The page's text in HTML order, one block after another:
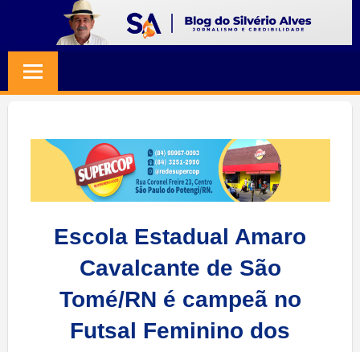
content
SILVERIO
ALVES
Jornalismo
Credibilidade
Escola Estadual Amaro
Cavalcante de São
Tomé/RN é campeã no
Futsal Feminino dos